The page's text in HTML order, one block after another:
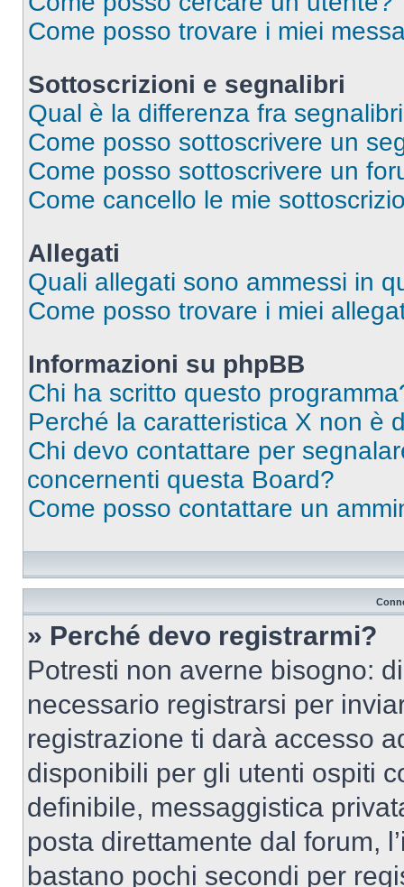
Come posso trovare i miei
Sottoscrizioni e segnalibri
Qual è la differenza fra
Come posso sottoscrivere un
Come posso sottoscrivere un
Come cancello le mie
Allegati
Quali allegati sono ammessi in
Come posso trovare i miei
Informazioni su phpBB
Chi ha scritto questo
Perché la caratteristica X non è
Chi devo contattare per
concernenti questa Board?
Come posso contattare un
» Perché devo registrarmi?
Potresti non averne bisogno:
necessario registrarsi per
registrazione ti darà accesso
disponibili per gli utenti ospiti
definibile, messaggistica
posta direttamente dal forum,
bastano pochi secondi per